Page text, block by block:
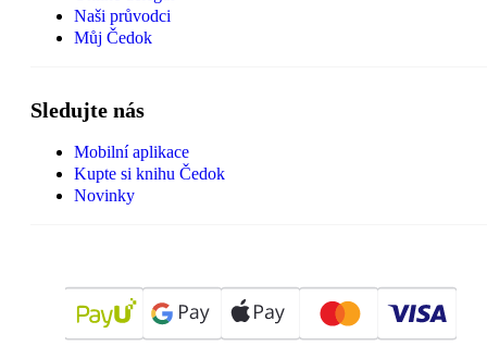
Naši průvodci
Můj Čedok
Sledujte nás
Mobilní aplikace
Kupte si knihu Čedok
Novinky